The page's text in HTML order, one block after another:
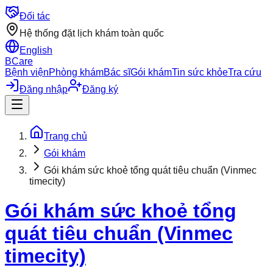
Đối tác
Hệ thống đặt lịch khám toàn quốc
English
BCare
Bệnh việnPhòng khámBác sĩGói khámTin sức khỏeTra cứu
Đăng nhập
Đăng ký
Trang chủ
Gói khám
Gói khám sức khoẻ tổng quát tiêu chuẩn (Vinmec
timecity)
Gói khám sức khoẻ tổng
quát tiêu chuẩn (Vinmec
timecity)